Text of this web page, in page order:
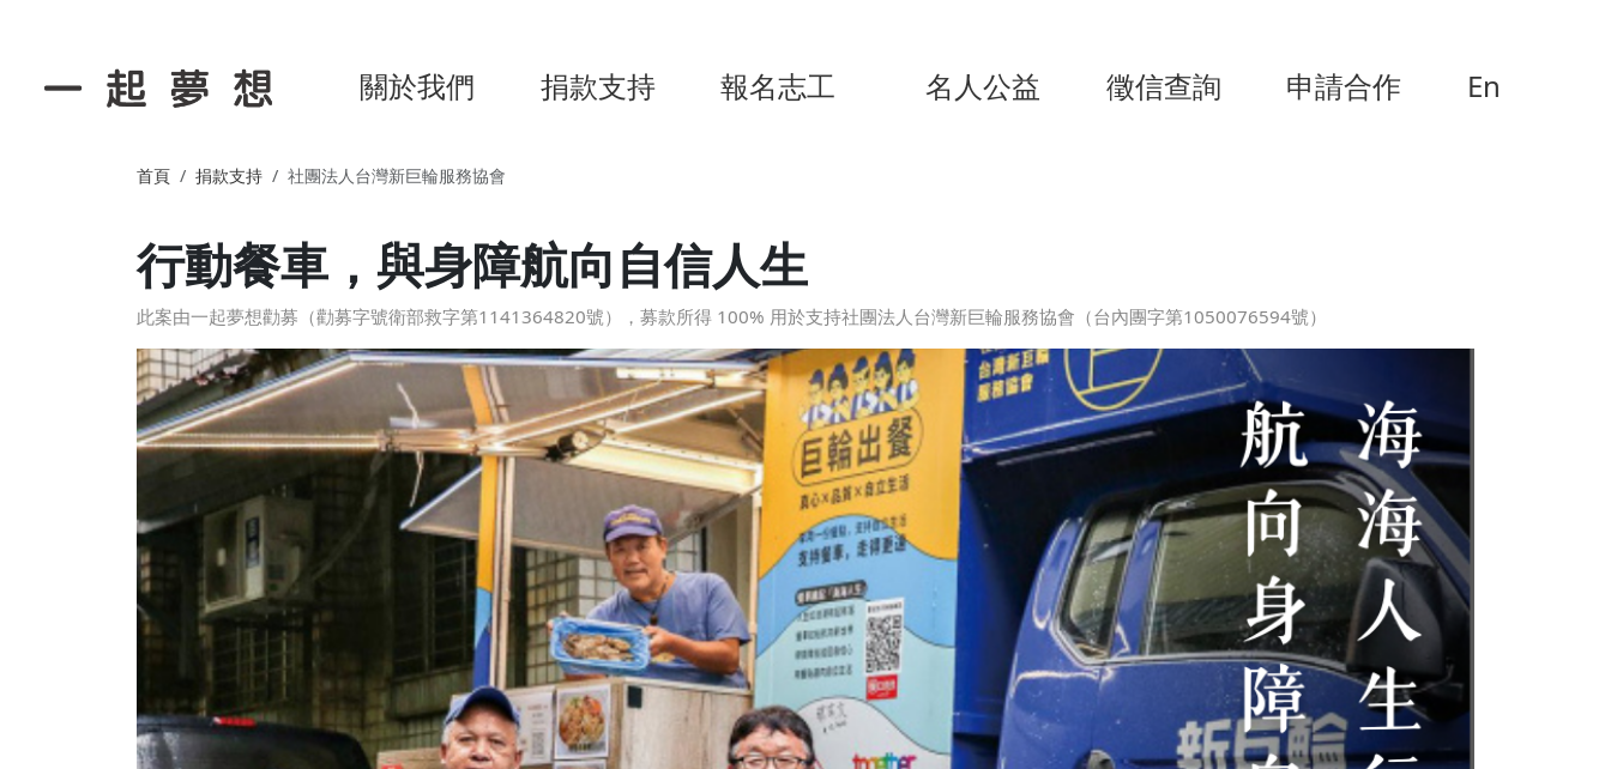
關於我們 捐款支持 報名志工 名人公益 徵信查詢 申請合作 En
首頁 捐款支持 社團法人台灣新巨輪服務協會
行動餐車，與身障航向自信人生
此案由一起夢想勸募（勸募字號衛部救字第1141364820號），募款所得 100% 用於支持社團法人台灣新巨輪服務協會（台內團字第1050076594號）